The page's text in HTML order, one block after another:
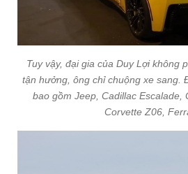
Tuy vậy, đại gia của Duy Lợi không
tận hưởng, ông chỉ chuộng xe sang.
bao gồm Jeep, Cadillac Escalade,
Corvette Z06,